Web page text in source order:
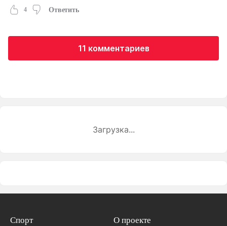
4 Ответить
11 комментариев
Загрузка...
Спорт
О проекте